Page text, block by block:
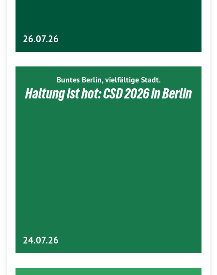
26.07.26
Buntes Berlin, vielfältige Stadt.
Haltung ist hot: CSD 2026 in Berlin
24.07.26